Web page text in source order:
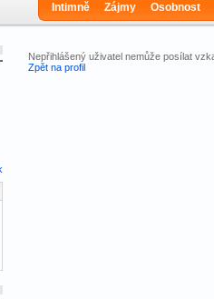
Intimně
Zájmy Osobnost
Nepřihlášený uživatel nemůže posílat
Zpět na profil